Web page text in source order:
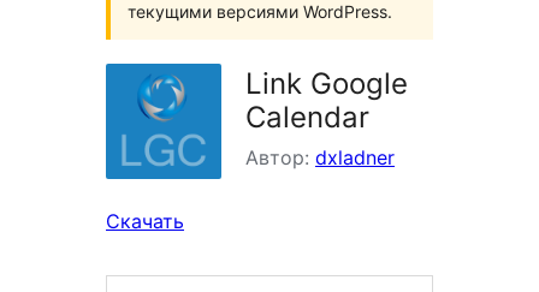
текущими версиями WordPress.
Link Google
Calendar
Автор: dxladner
Скачать